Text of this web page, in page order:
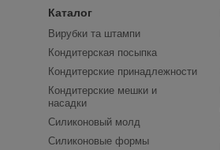
Каталог
Вирубки та штампи
Кондитерская посыпка
Кондитерские принадлежности
Кондитерские мешки и
насадки
Силиконовый молд
Силиконовые формы